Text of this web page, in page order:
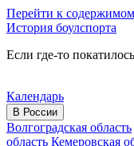
Перейти к
История боулспорта
Если где-то
Календарь
В России
Волгоградская область
область Кемеровская